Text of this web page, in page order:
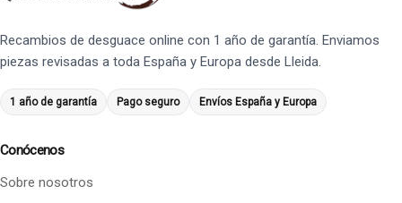
Recambios de desguace online con 1 año de garantía. Enviamos
piezas revisadas a toda España y Europa desde Lleida.
1 año de garantía Pago seguro Envíos España y Europa
Conócenos
Sobre nosotros